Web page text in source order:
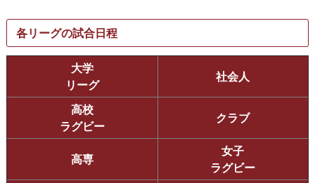
各リーグの試合日程
大学
リーグ
社会人
高校
ラグビー
クラブ
高専
女子
ラグビー